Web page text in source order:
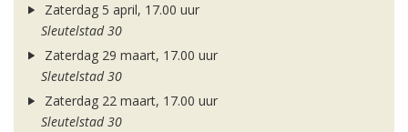
Zaterdag 5 april, 17.00 uur
Sleutelstad 30
Zaterdag 29 maart, 17.00 uur
Sleutelstad 30
Zaterdag 22 maart, 17.00 uur
Sleutelstad 30